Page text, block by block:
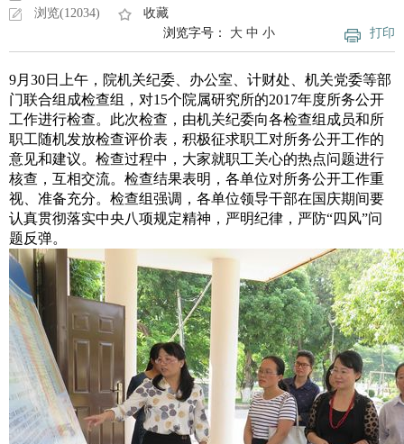
浏览(12034)
收藏
打印
浏览字号： 大 中 小
9月30日上午，院机关纪委、办公室、计财处、机关党委等部
门联合组成检查组，对15个院属研究所的2017年度所务公开
工作进行检查。此次检查，由机关纪委向各检查组成员和所
职工随机发放检查评价表，积极征求职工对所务公开工作的
意见和建议。检查过程中，大家就职工关心的热点问题进行
核查，互相交流。检查结果表明，各单位对所务公开工作重
视、准备充分。检查组强调，各单位领导干部在国庆期间要
认真贯彻落实中央八项规定精神，严明纪律，严防“四风”问
题反弹。